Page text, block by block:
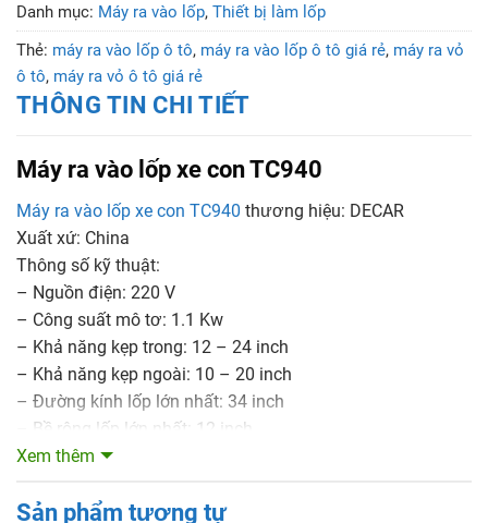
Danh mục: Máy ra vào lốp, Thiết bị làm lốp
Thẻ: máy ra vào lốp ô tô, máy ra vào lốp ô tô giá rẻ, máy ra vỏ
ô tô, máy ra vỏ ô tô giá rẻ
THÔNG TIN CHI TIẾT
Máy ra vào lốp xe con TC940
Máy ra vào lốp xe con TC940 thương hiệu: DECAR
Xuất xứ: China
Thông số kỹ thuật:
– Nguồn điện: 220 V
– Công suất mô tơ: 1.1 Kw
– Khả năng kẹp trong: 12 – 24 inch
– Khả năng kẹp ngoài: 10 – 20 inch
– Đường kính lốp lớn nhất: 34 inch
– Bề rộng lốp lớn nhất: 12 inch
– Đầu mỏ vịt được điều khiển lùi hoặc tiến và khóa cứng vị
Xem thêm
Sản phẩm tương tự